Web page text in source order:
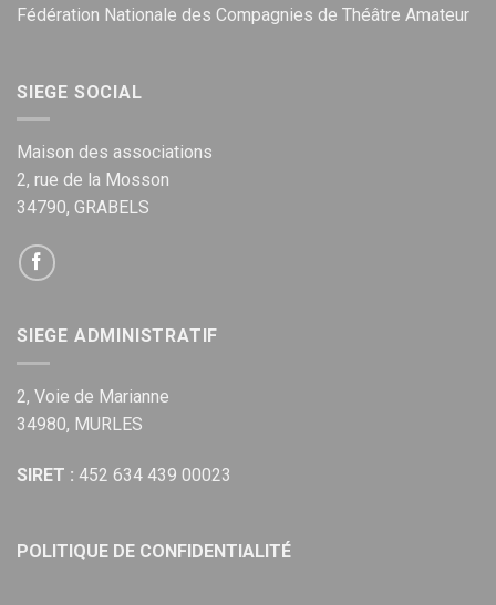
Fédération Nationale des Compagnies de Théâtre Amateur
SIEGE SOCIAL
Maison des associations
2, rue de la Mosson
34790, GRABELS
SIEGE ADMINISTRATIF
2, Voie de Marianne
34980, MURLES
SIRET : 452 634 439 00023
POLITIQUE DE CONFIDENTIALITÉ